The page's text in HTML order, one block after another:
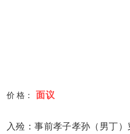
价 格： 面议
入殓：事前孝子孝孙（男丁